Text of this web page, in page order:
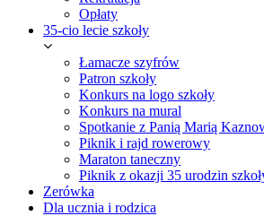
Opłaty
35-cio lecie szkoły
Łamacze szyfrów
Patron szkoły
Konkurs na logo szkoły
Konkurs na mural
Spotkanie z Panią Marią
Piknik i rajd rowerowy
Maraton taneczny
Piknik z okazji 35 urodzin
Zerówka
Dla ucznia i rodzica